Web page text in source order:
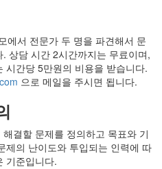
에서 전문가 두 명을 파견해서 문
상담 시간 2시간까지는 무료이며,
시간당 5만원의 비용을 받습니다.
으로 메일을 주시면 됩니다.
결할 문제를 정의하고 목표와 기
제의 난이도와 투입되는 인력에 따
기준입니다.